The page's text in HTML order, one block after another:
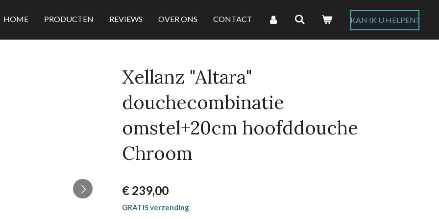
HOME PRODUCTEN REVIEWS OVER ONS CONTACT KAN IK U HELPEN?
Xellanz "Altara"
douchecombinatie
omstel+20cm hoofddouche
Chroom
€ 239,00
GRATIS verzending